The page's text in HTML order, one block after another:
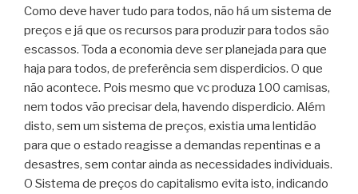
Como deve haver tudo para todos, não há um sistema de
preços e já que os recursos para produzir para todos são
escassos. Toda a economia deve ser planejada para que
haja para todos, de preferência sem disperdicios. O que
não acontece. Pois mesmo que vc produza 100 camisas,
nem todos vão precisar dela, havendo disperdicio. Além
disto, sem um sistema de preços, existia uma lentidão
para que o estado reagisse a demandas repentinas e a
desastres, sem contar ainda as necessidades individuais.
O Sistema de preços do capitalismo evita isto, indicando